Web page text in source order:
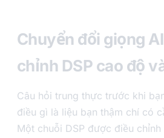
Chuyển đổi giọng
chỉnh DSP cao độ
Câu hỏi trung thực trước khi
điều gì là liệu bạn thậm chí có
Một chuỗi DSP được điều